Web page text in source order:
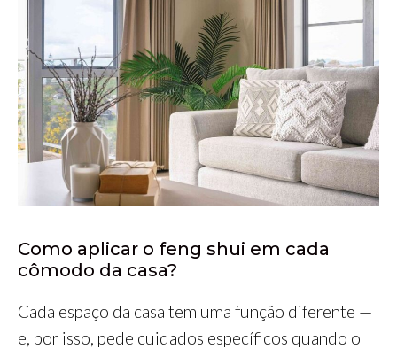
Como aplicar o feng shui em cada
cômodo da casa?
Cada espaço da casa tem uma função diferente —
e, por isso, pede cuidados específicos quando o